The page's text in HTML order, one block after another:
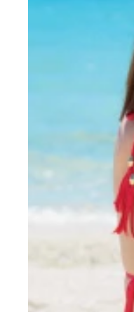
今年の４月に